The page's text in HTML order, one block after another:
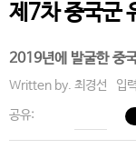
제7차 중국군
2019년에 발굴한 중
Written by. 최경선 입
공유: